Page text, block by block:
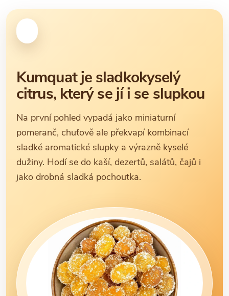
Kumquat je sladkokyselý
citrus, který se jí i se slupkou
Na první pohled vypadá jako miniaturní
pomeranč, chuťově ale překvapí kombinací
sladké aromatické slupky a výrazně kyselé
dužiny. Hodí se do kaší, dezertů, salátů, čajů i
jako drobná sladká pochoutka.